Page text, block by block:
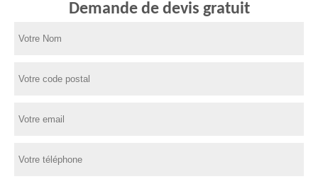
Demande de devis gratuit